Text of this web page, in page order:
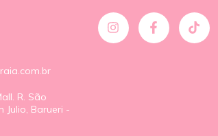
R. São
Julio, Barueri -